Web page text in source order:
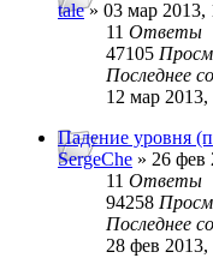
tale» 03 мар 2013,
11 Ответы
47105
Последнее
12 мар 2013,
Падение уровня
SergeChe » 26 фев
11 Ответы
94258
Последнее
28 фев 2013,